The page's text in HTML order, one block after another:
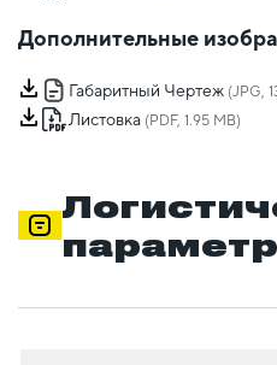
Дополнительные
Габаритный Чертеж (JPG,
Листовка (PDF, 1.95 MB)